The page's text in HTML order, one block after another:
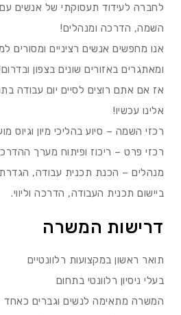
לחברה לעידוד תעסוקתי של אנשים עם
השמה, הדרכה ומנהלים!
אנו מחפשים אנשים רציניים ומסורים
ומאתגרים באזורים שונים בצפון
אז אם אתם רוצים לסיים יום עבודה
אלינו עכשיו!
רכזי השמה – סיוע בהליכי מיון וגיוס
רכזי פרט – ריכוז ופיתוח מערך
מנהלים – הכנת תכנית עבודה,
ביישום תכנית העבודה, הדרכה וליווי.
דרישות המשרה
תואר ראשון במקצועות רלוונטיים
בעלי ניסיון רלוונטי בתחום
המשרה מתאימה לנשים וגברים כאחד